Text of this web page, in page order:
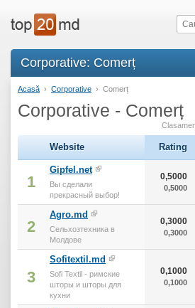
Corporative: Comerț
Acasă › Corporative › Comerț
Corporative - Comerț
Website Rating
1
Gipfel.net
Вы сделали
прекрасный выбор!
0,5000
0,5000
2
Agro.md
Сельхозтехника в
Молдове
0,3000
0,3000
3
Sofitextil.md
Sofi Textil - римские
шторы и шторы для
кухни
0,1000
0,1000